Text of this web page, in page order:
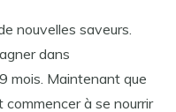
nouvelles saveurs.
dans
mois. Maintenant que
à se nourrir